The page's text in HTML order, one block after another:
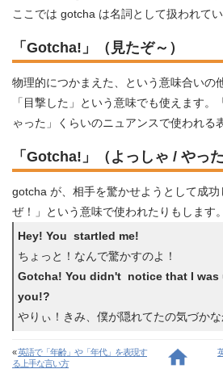
ここでは gotcha は名詞として扱われてい
「Gotcha!」（見たぞ～）
物理的につかまえた、という意味合いの
「目撃した」という意味でも使えます
ゃった」くらいのニュアンスで使われる
「Gotcha!」（よっしゃ / やった
gotcha が、相手を驚かせようとして成
ぜ！」という意味で使われたりもします。
Hey! You startled me!
ちょっと！なんで驚かすのよ！
Gotcha! You didn't notice that I was
you!?
やりぃ！きみ、僕が隠れてたの気づかな
«英語で「年齢」や「年代」を表現す
る上手な言い方